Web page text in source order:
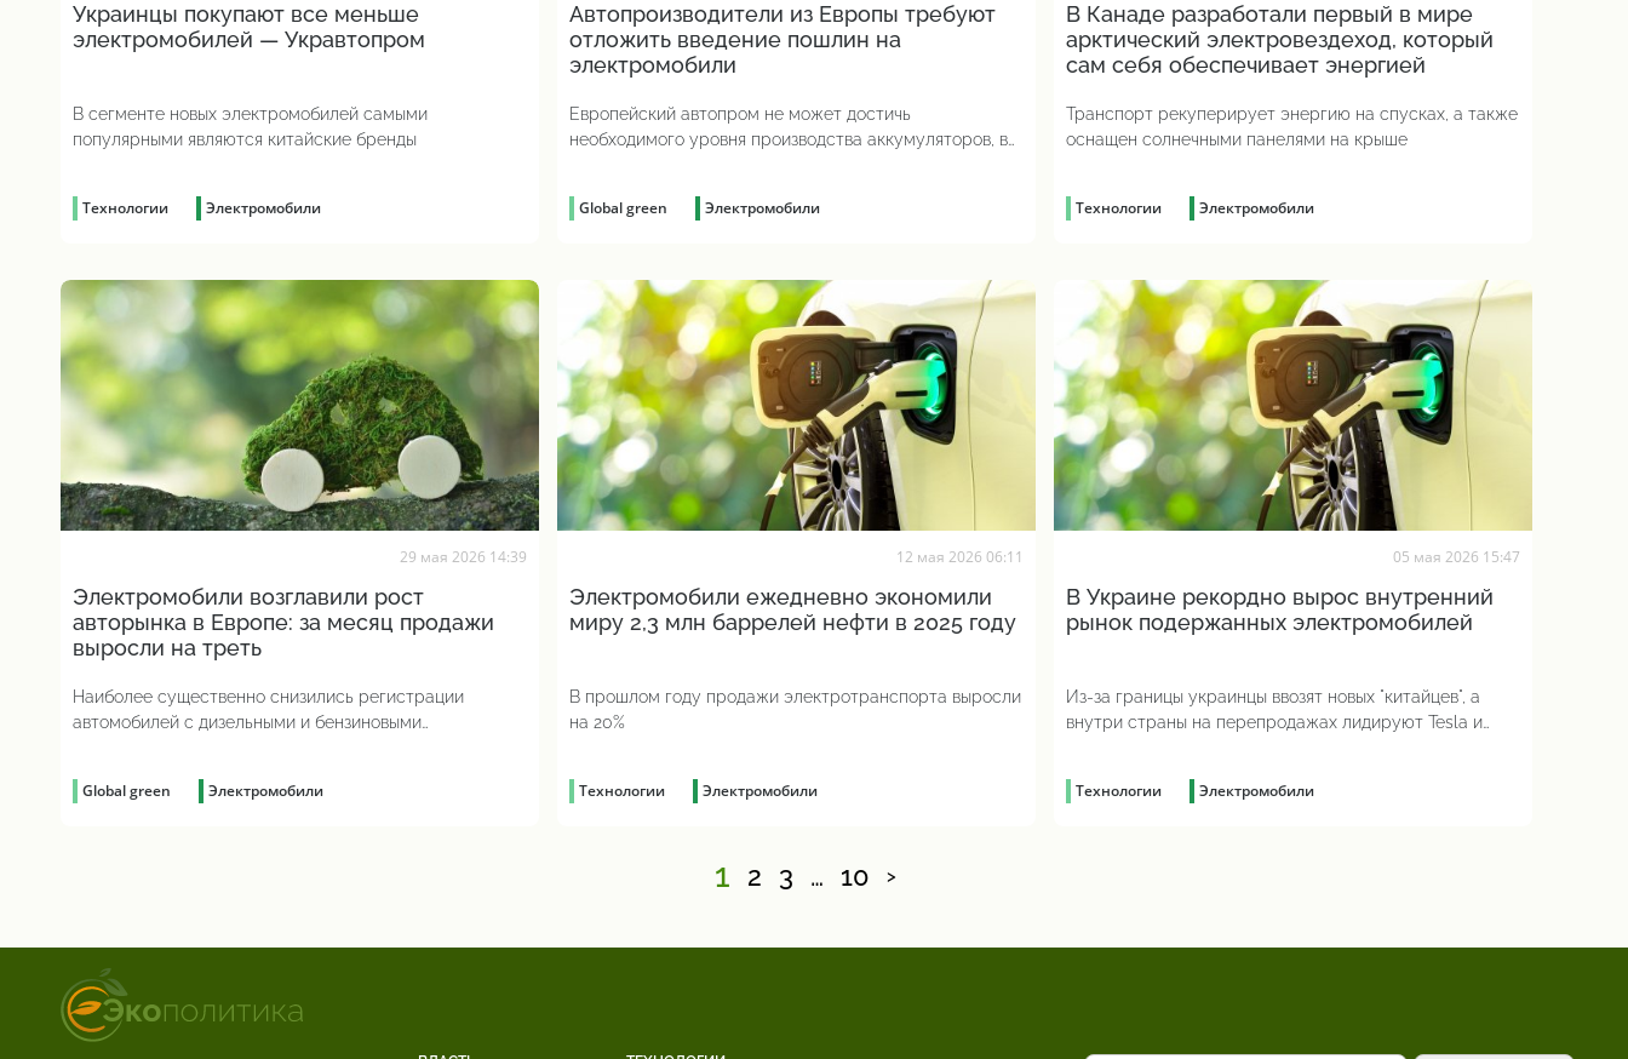
Украинцы покупают все меньше
электромобилей — Укравтопром
В сегменте новых электромобилей самыми
популярными являются китайские бренды
Технологии Электромобили
Автопроизводители из Европы требуют
отложить введение пошлин на
электромобили
Европейский автопром не может достичь
необходимого уровня производства аккумуляторов, в
Global green Электромобили
В Канаде разработали первый в мире
арктический электровездеход, который
сам себя обеспечивает энергией
Транспорт рекуперирует энергию на спусках, а также
оснащен солнечными панелями на крыше
Технологии Электромобили
29 мая 2026 14:39
Электромобили возглавили рост
авторынка в Европе: за месяц продажи
выросли на треть
Наиболее существенно снизились регистрации
автомобилей с дизельными и бензиновыми
Global green Электромобили
12 мая 2026 06:11
Электромобили ежедневно экономили
миру 2,3 млн баррелей нефти в 2025 году
В прошлом году продажи электротранспорта выросли
на 20%
Технологии Электромобили
05 мая 2026 15:47
В Украине рекордно вырос внутренний
рынок подержанных электромобилей
Из-за границы украинцы ввозят новых "китайцев", а
внутри страны на перепродажах лидируют Tesla и
Технологии Электромобили
1 2 3 … 10 >